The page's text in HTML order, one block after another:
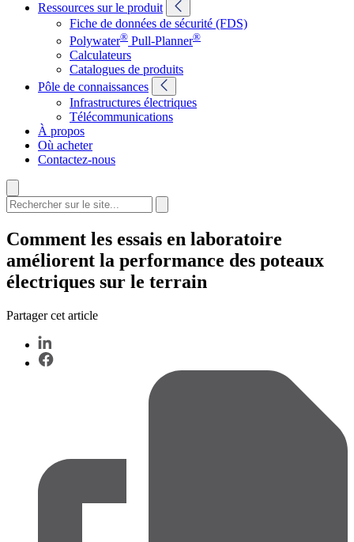
Ressources sur le produit
Fiche de données de sécurité (FDS)
Polywater® Pull-Planner®
Calculateurs
Catalogues de produits
Pôle de connaissances
Infrastructures électriques
Télécommunications
À propos
Où acheter
Contactez-nous
Comment les essais en laboratoire
améliorent la performance des poteaux
électriques sur le terrain
Partager cet article